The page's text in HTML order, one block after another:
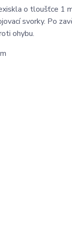
o tloušťce 1
svorky. Po
ohybu.